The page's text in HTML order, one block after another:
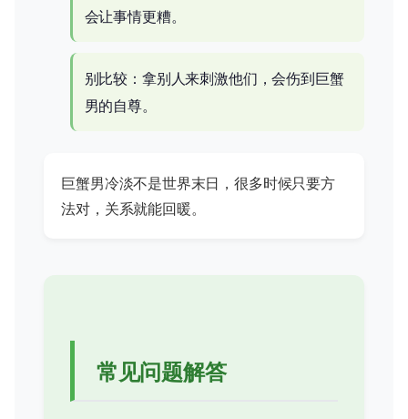
会让事情更糟。
别比较：拿别人来刺激他们，会伤到巨蟹
男的自尊。
巨蟹男冷淡不是世界末日，很多时候只要方
法对，关系就能回暖。
常见问题解答